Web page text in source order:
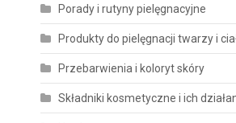
Porady i rutyny pielęgnacyjne
Produkty do pielęgnacji twarzy i
Przebarwienia i koloryt skóry
Składniki kosmetyczne i ich